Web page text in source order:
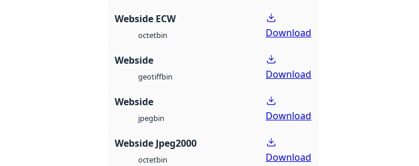
Webside ECW
octetbin Download
Webside
geotiffbin Download
Webside
jpegbin Download
Webside Jpeg2000
octetbin Download